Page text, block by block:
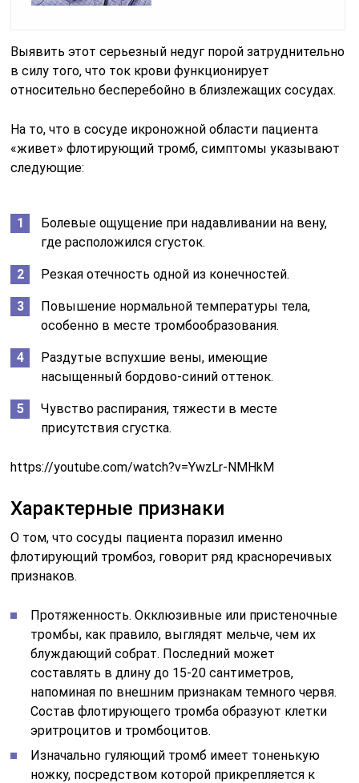
Выявить этот серьезный недуг порой затруднительно
в силу того, что ток крови функционирует
относительно бесперебойно в близлежащих сосудах.
На то, что в сосуде икроножной области пациента
«живет» флотирующий тромб, симптомы указывают
следующие:
Болевые ощущение при надавливании на вену,
где расположился сгусток.
Резкая отечность одной из конечностей.
Повышение нормальной температуры тела,
особенно в месте тромбообразования.
Раздутые вспухшие вены, имеющие
насыщенный бордово-синий оттенок.
Чувство распирания, тяжести в месте
присутствия сгустка.
https://youtube.com/watch?v=YwzLr-NMHkM
Характерные признаки
О том, что сосуды пациента поразил именно
флотирующий тромбоз, говорит ряд красноречивых
признаков.
Протяженность. Окклюзивные или пристеночные
тромбы, как правило, выглядят мельче, чем их
блуждающий собрат. Последний может
составлять в длину до 15-20 сантиметров,
напоминая по внешним признакам темного червя.
Состав флотирующего тромба образуют клетки
эритроцитов и тромбоцитов.
Изначально гуляющий тромб имеет тоненькую
ножку, посредством которой прикрепляется к